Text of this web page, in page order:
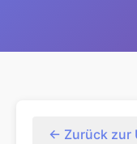
← Zurück zur